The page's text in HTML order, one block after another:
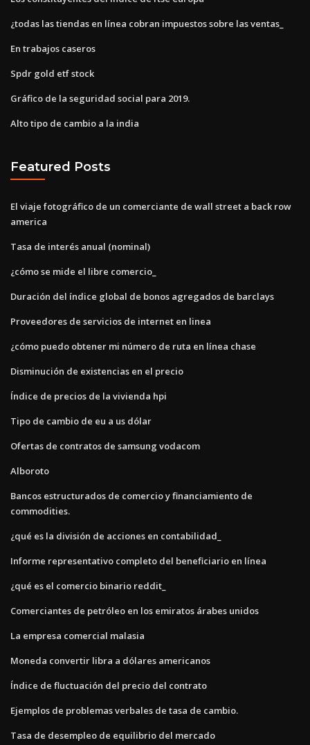
¿todas las tiendas en línea cobran impuestos sobre las ventas_
En trabajos caseros
Spdr gold etf stock
Gráfico de la seguridad social para 2019.
Alto tipo de cambio a la india
Featured Posts
El viaje fotográfico de un comerciante de wall street a back row
america
Tasa de interés anual (nominal)
¿cómo se mide el libre comercio_
Duración del índice global de bonos agregados de barclays
Proveedores de servicios de internet en linea
¿cómo puedo obtener mi número de ruta en línea chase
Disminución de existencias en el precio
Índice de precios de la vivienda hpi
Tipo de cambio de eu a us dólar
Ofertas de contratos de samsung vodacom
Alboroto
Bancos estructurados de comercio y financiamiento de
commodities.
¿qué es la división de acciones en contabilidad_
Informe representativo completo del beneficiario en línea
¿qué es el comercio binario reddit_
Comerciantes de petróleo en los emiratos árabes unidos
La empresa comercial malasia
Moneda convertir libra a dólares americanos
Índice de fluctuación del precio del contrato
Ejemplos de problemas verbales de tasa de cambio.
Tasa de desempleo de equilibrio del mercado